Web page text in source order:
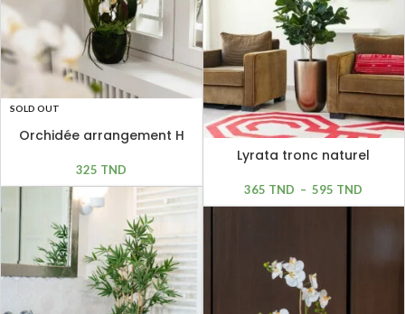
SOLD OUT
Orchidée arrangement H
325 TND
Lyrata tronc naturel
365 TND – 595 TND